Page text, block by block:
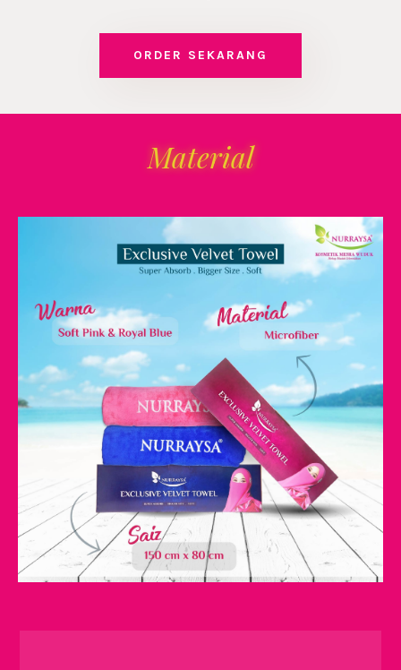
ORDER SEKARANG
Material